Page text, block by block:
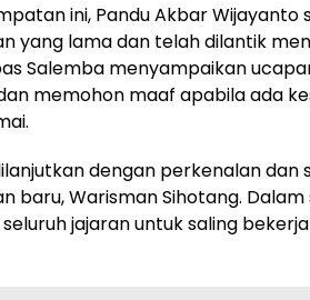
ini, Pandu Akbar Wijayanto
yang lama dan telah dilantik
Salemba menyampaikan
memohon maaf apabila ada
dengan perkenalan dan
baru, Warisman Sihotang.
jajaran untuk saling